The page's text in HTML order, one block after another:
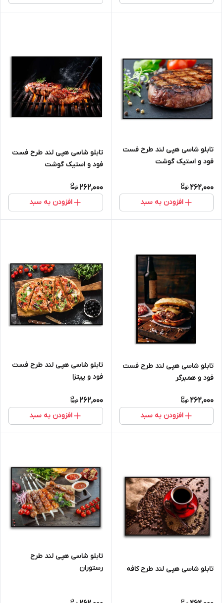
تابلو شاسی هپی لند طرح فست
فود و استیک گوشت
262,000
افزودن به سبد
تابلو شاسی هپی لند طرح فست
فود و استیک گوشت
262,000
افزودن به سبد
تابلو شاسی هپی لند طرح فست
فود و همبرگر
262,000
افزودن به سبد
تابلو شاسی هپی لند طرح فست
فود و پیتزا
262,000
افزودن به سبد
تابلو شاسی هپی لند طرح کافه
تابلو شاسی هپی لند طرح
رستوران